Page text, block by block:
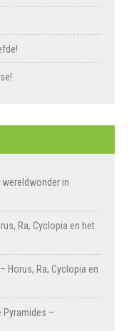
in
Ra, Cyclopia en het
Horus, Ra, Cyclopia en
Pyramides –